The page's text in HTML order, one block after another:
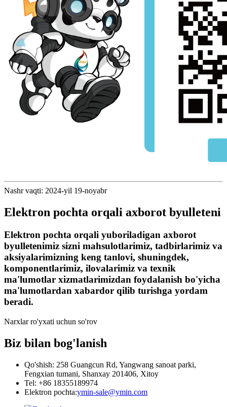
Nashr vaqti: 2024-yil 19-noyabr
Elektron pochta orqali axborot byulleteni
Elektron pochta orqali yuboriladigan axborot
byulletenimiz sizni mahsulotlarimiz, tadbirlarimiz va
aksiyalarimizning keng tanlovi, shuningdek,
komponentlarimiz, ilovalarimiz va texnik
ma'lumotlar xizmatlarimizdan foydalanish bo'yicha
ma'lumotlardan xabardor qilib turishga yordam
beradi.
Narxlar ro'yxati uchun so'rov
Biz bilan bog'lanish
Qo'shish: 258 Guangcun Rd, Yangwang sanoat parki,
Fengxian tumani, Shanxay 201406, Xitoy
Tel: +86 18355189974
Elektron pochta:ymin-sale@ymin.com